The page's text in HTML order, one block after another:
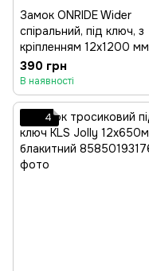
Замок ONRIDE Wider
спіральний, під ключ, з
кріпленням 12x1200 мм
390 грн
В наявності
4